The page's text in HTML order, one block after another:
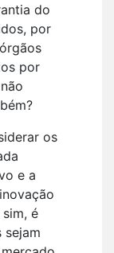
do
por
por
os
e a
é
sejam